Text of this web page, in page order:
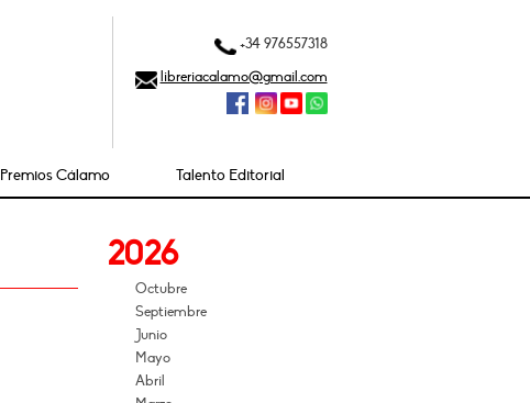
+34 976557318
libreriacalamo@gmail.com
Premios Cálamo Talento Editorial
2026
Octubre
Septiembre
Junio
Mayo
Abril